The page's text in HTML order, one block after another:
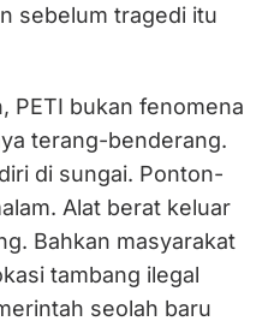
sebelum tragedi itu
PETI bukan fenomena
terang-benderang.
di sungai. Ponton-
Alat berat keluar
Bahkan masyarakat
tambang ilegal
seolah baru